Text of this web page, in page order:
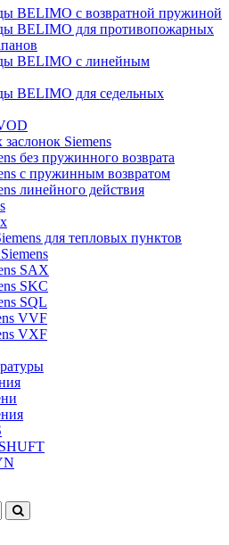
BELIMO с возвратной пружиной
BELIMO для противопожарных
BELIMO с линейным
BELIMO для седельных
Siemens
без пружинного возврата
с пружинным возвратом
линейного действия
для тепловых пунктов
SAX
SKC
SQL
VVF
VXF